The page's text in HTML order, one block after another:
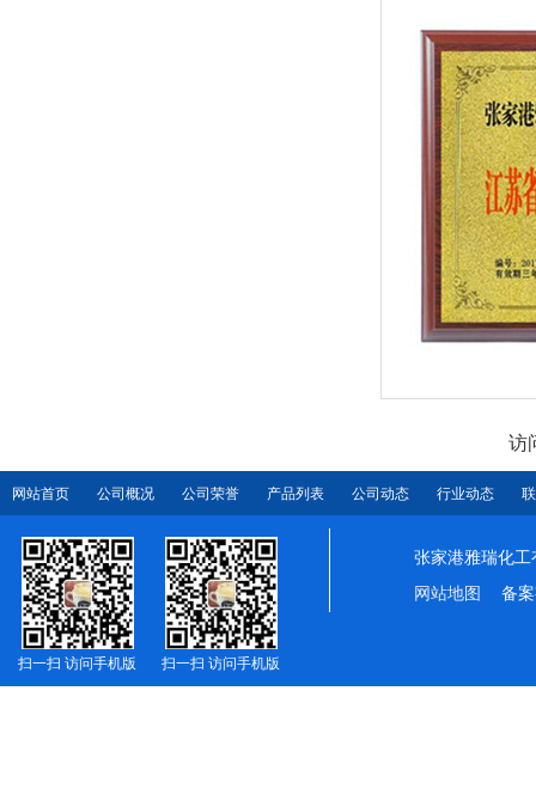
访
网站首页 公司概况 公司荣誉 产品列表 公司动态 行业动态
扫一扫 访问手机版 扫一扫 访问手机版
张家港雅瑞化工
网站地图
备